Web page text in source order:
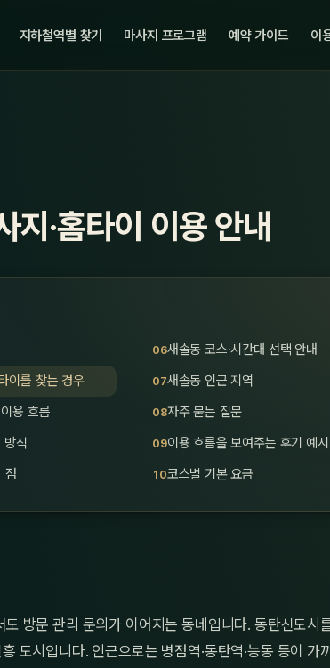
지하철역별 찾기 마사지 프로그램 예약 가이드 이
지·홈타이 이용 안내
이를 찾는 경우
용 흐름
방식
점
새솔동 코스·시간대 선택 안내
새솔동 인근 지역
자주 묻는 질문
이용 흐름을 보여주는 후기 예시
코스별 기본 요금
방문 관리 문의가 이어지는 동네입니다. 동탄신도시
도시입니다. 인근으로는 병점역·동탄역·능동 등이 가